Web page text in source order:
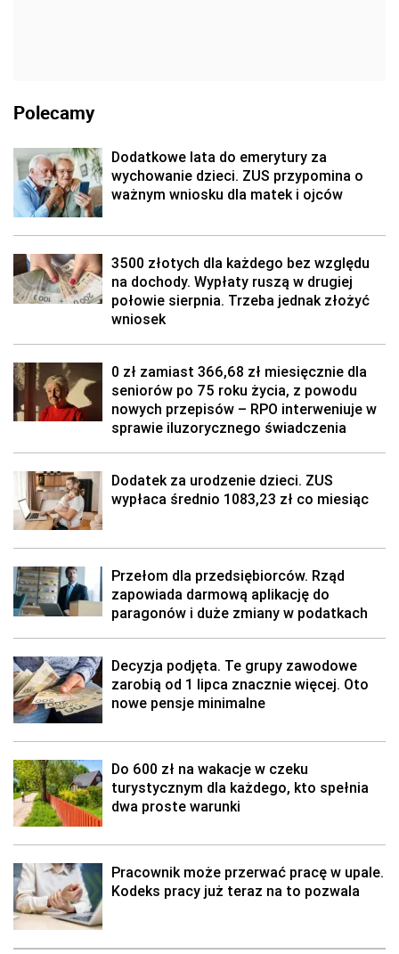
Polecamy
Dodatkowe lata do emerytury za
wychowanie dzieci. ZUS przypomina o
ważnym wniosku dla matek i ojców
3500 złotych dla każdego bez względu
na dochody. Wypłaty ruszą w drugiej
połowie sierpnia. Trzeba jednak złożyć
wniosek
0 zł zamiast 366,68 zł miesięcznie dla
seniorów po 75 roku życia, z powodu
nowych przepisów – RPO interweniuje w
sprawie iluzorycznego świadczenia
Dodatek za urodzenie dzieci. ZUS
wypłaca średnio 1083,23 zł co miesiąc
Przełom dla przedsiębiorców. Rząd
zapowiada darmową aplikację do
paragonów i duże zmiany w podatkach
Decyzja podjęta. Te grupy zawodowe
zarobią od 1 lipca znacznie więcej. Oto
nowe pensje minimalne
Do 600 zł na wakacje w czeku
turystycznym dla każdego, kto spełnia
dwa proste warunki
Pracownik może przerwać pracę w upale.
Kodeks pracy już teraz na to pozwala